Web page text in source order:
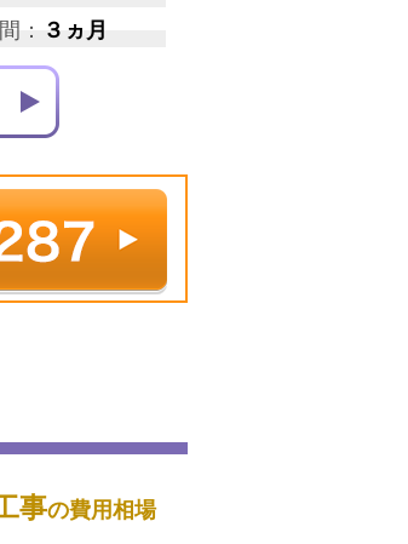
： ３ヵ月
事の費用相場